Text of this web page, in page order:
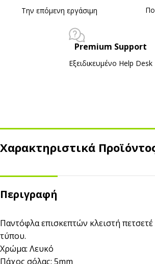
Την επόμενη εργάσιμη
Premium Support
Εξειδικευμένο Ηelp Desk
Χαρακτηριστικά
Περιγραφή
Παντόφλα επισκεπτών κλειστή
τύπου.
Χρώμα: Λευκό
Πάχος σόλας: 5mm